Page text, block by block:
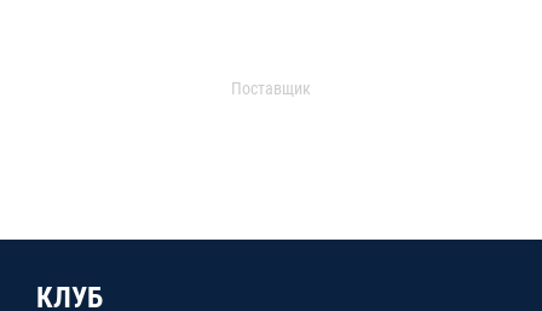
Поставщик
КЛУБ